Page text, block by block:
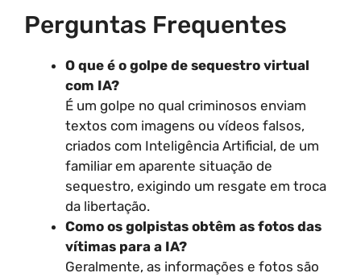
Perguntas Frequentes
O que é o golpe de sequestro virtual
com IA?
É um golpe no qual criminosos enviam
textos com imagens ou vídeos falsos,
criados com Inteligência Artificial, de um
familiar em aparente situação de
sequestro, exigindo um resgate em troca
da libertação.
Como os golpistas obtêm as fotos das
vítimas para a IA?
Geralmente, as informações e fotos são